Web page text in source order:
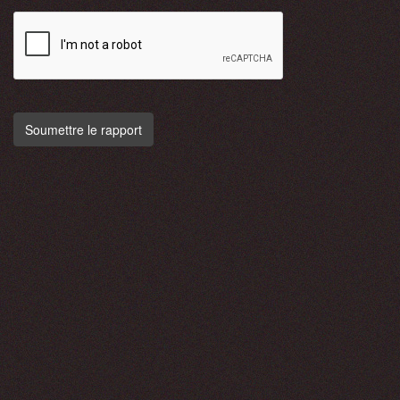
Soumettre le rapport